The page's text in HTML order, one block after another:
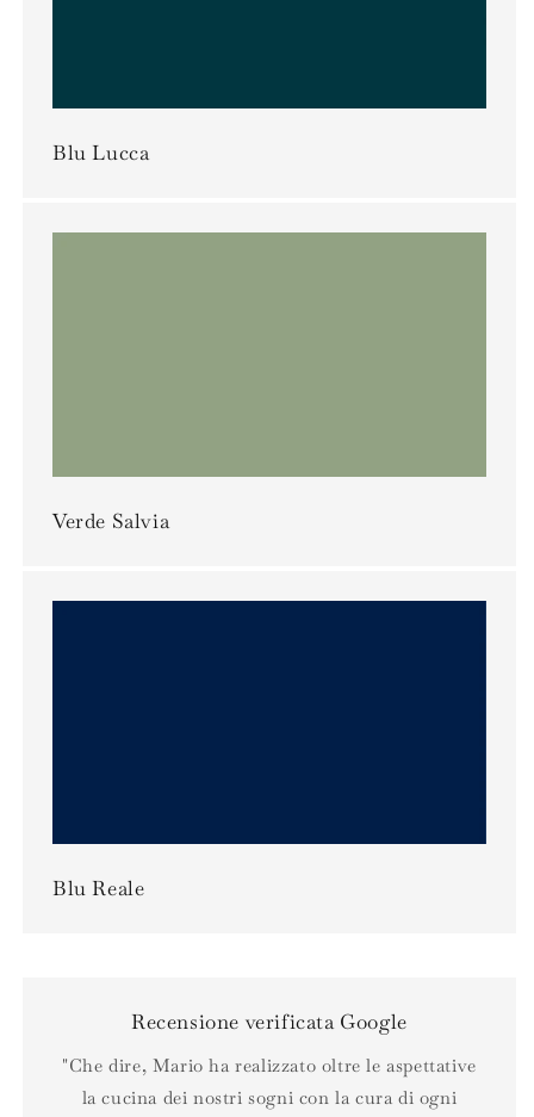
Blu Lucca
Verde Salvia
Blu Reale
Recensione verificata Google
"Che dire, Mario ha realizzato oltre le aspettative
la cucina dei nostri sogni con la cura di ogni